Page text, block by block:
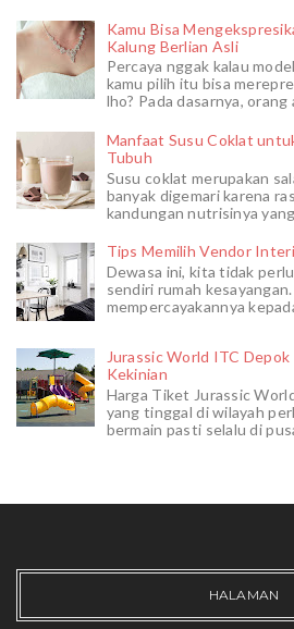
Kamu Bisa
Kalung Berlian Asli
Percaya nggak kalau
kamu pilih itu bisa
lho? Pada dasarnya,
Manfaat Susu Coklat
Tubuh
Susu coklat merupakan
banyak digemari karena
kandungan nutrisinya
Tips Memilih Vendor
Dewasa ini, kita tidak
sendiri rumah
mempercayakannya
Jurassic World ITC
Kekinian
Harga Tiket Jurassic
yang tinggal di wilayah
bermain pasti selalu di
HALAMAN